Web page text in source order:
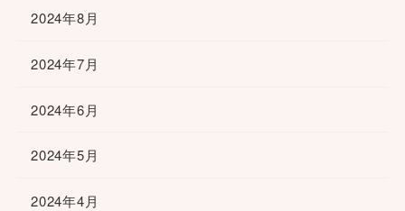
2024年8月
2024年7月
2024年6月
2024年5月
2024年4月